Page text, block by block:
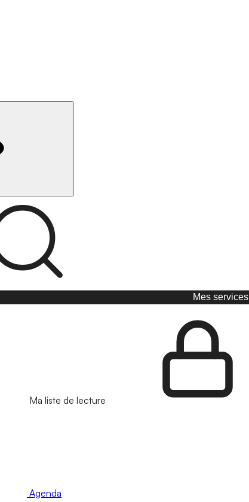
Mes services
Ma liste de lecture
Agenda